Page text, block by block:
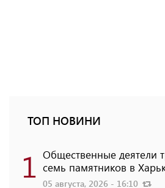
ТОП НОВИНИ
1 Общественные деятели
семь памятников в
05 августа, 2026 - 16:10